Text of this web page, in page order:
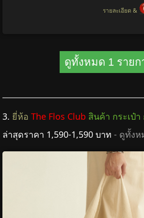
รายละเอียด &
ดูทั้งหมด 1 รายก
3. ยี่ห้อ The Flos Club สินค้า กระเป๋า
ล่าสุดราคา 1,590-1,590 บาท - ดูทั้งห